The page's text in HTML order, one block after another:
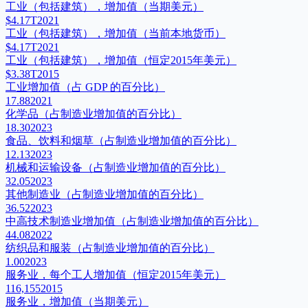
工业（包括建筑），增加值（当期美元）
$4.17T2021
工业（包括建筑），增加值（当前本地货币）
$4.17T2021
工业（包括建筑），增加值（恒定2015年美元）
$3.38T2015
工业增加值（占 GDP 的百分比）
17.882021
化学品（占制造业增加值的百分比）
18.302023
食品、饮料和烟草（占制造业增加值的百分比）
12.132023
机械和运输设备（占制造业增加值的百分比）
32.052023
其他制造业（占制造业增加值的百分比）
36.522023
中高技术制造业增加值（占制造业增加值的百分比）
44.082022
纺织品和服装（占制造业增加值的百分比）
1.002023
服务业，每个工人增加值（恒定2015年美元）
116,1552015
服务业，增加值（当期美元）